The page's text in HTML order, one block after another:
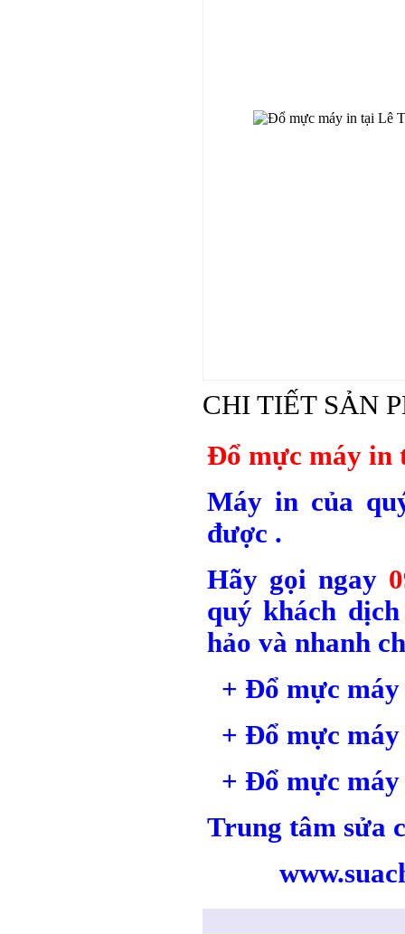
CHI TIẾT SẢN
Đổ mực máy in
Máy in của
được .
Hãy gọi ngay
quý khách
hảo và nhanh
+ Đổ mực
+ Đổ mực
+ Đổ mực
Trung tâm sửa